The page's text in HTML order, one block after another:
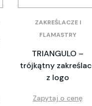
ZAKREŚLACZE I
FLAMASTRY
TRIANGULO –
trójkątny
z logo
Zapytaj o cenę